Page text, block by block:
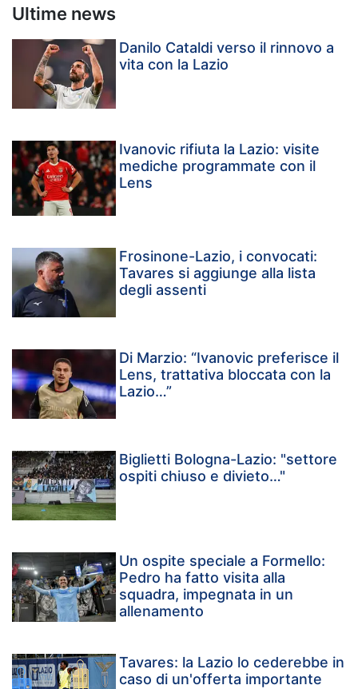
Ultime news
Danilo Cataldi verso il rinnovo a
vita con la Lazio
Ivanovic rifiuta la Lazio: visite
mediche programmate con il
Lens
Frosinone-Lazio, i convocati:
Tavares si aggiunge alla lista
degli assenti
Di Marzio: “Ivanovic preferisce il
Lens, trattativa bloccata con la
Lazio…”
Biglietti Bologna-Lazio: "settore
ospiti chiuso e divieto…"
Un ospite speciale a Formello:
Pedro ha fatto visita alla
squadra, impegnata in un
allenamento
Tavares: la Lazio lo cederebbe in
caso di un'offerta importante